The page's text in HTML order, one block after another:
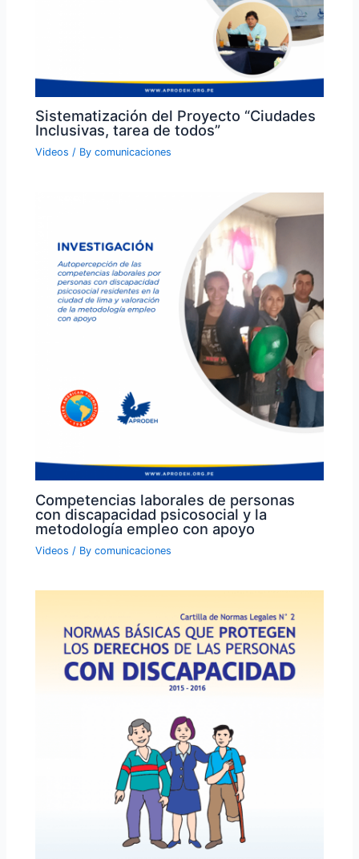
Sistematización del Proyecto “Ciudades
Inclusivas, tarea de todos”
Videos / Bycomunicaciones
Competencias laborales de personas
con discapacidad psicosocial y la
metodología empleo con apoyo
Videos / Bycomunicaciones